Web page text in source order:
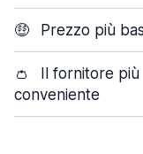
🤑 Prezzo più
👛
Il fornitore più
conveniente